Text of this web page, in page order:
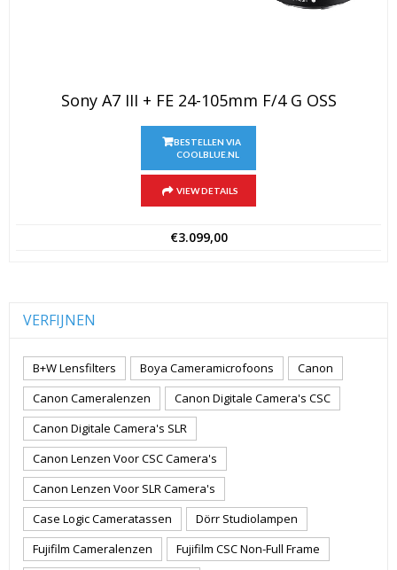
Sony A7 III + FE 24-105mm F/4 G OSS
BESTELLEN VIA
COOLBLUE.NL
VIEW DETAILS
€3.099,00
VERFIJNEN
B+W Lensfilters Boya Cameramicrofoons
Canon
Canon Cameralenzen
Canon Digitale Camera's CSC
Canon Digitale Camera's SLR
Canon Lenzen Voor CSC Camera's
Canon Lenzen Voor SLR Camera's
Case Logic Cameratassen
Dörr Studiolampen
Fujifilm Cameralenzen
Fujifilm CSC Non-Full Frame